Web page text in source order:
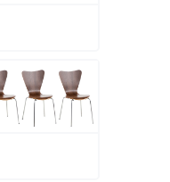
walnuss